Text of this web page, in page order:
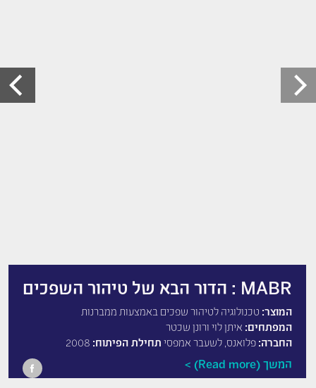
MABR : הדור הבא של טיהור השפכים
המוצר: טכנולוגיה לטיהור שפכים באמצעות ממברנות
המפתחים: איתן לוי ורונן שכטר
החברה: פלואנס, לשעבר אמפסי תחילת הפיתוח:
המשך (Read more)